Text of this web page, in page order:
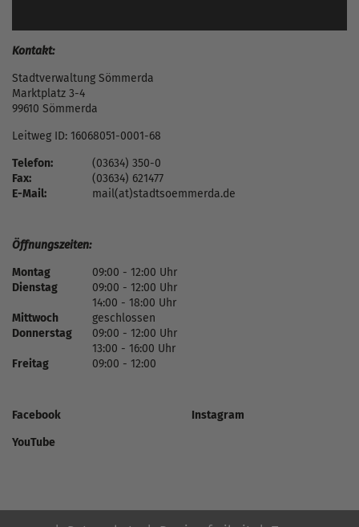
Kontakt:
Stadtverwaltung Sömmerda
Marktplatz 3-4
99610 Sömmerda
Leitweg ID: 16068051-0001-68
Telefon:
(03634) 350-0
Fax:
(03634) 621477
E-Mail:
mail(at)stadtsoemmerda.de
Öffnungszeiten:
Montag
09:00 - 12:00 Uhr
Dienstag
09:00 - 12:00 Uhr
14:00 - 18:00 Uhr
Mittwoch
geschlossen
Donnerstag
09:00 - 12:00 Uhr
13:00 - 16:00 Uhr
Freitag
09:00 - 12:00
Facebook
Instagram
YouTube